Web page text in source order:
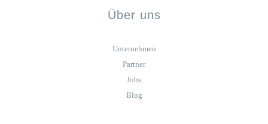
Über uns
Unternehmen
Partner
Jobs
Blog